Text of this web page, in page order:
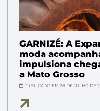
GARNIZÉ: A
moda
impulsiona
a Mato Grosso
PUBLICADO EM 28 DE JULHO DE